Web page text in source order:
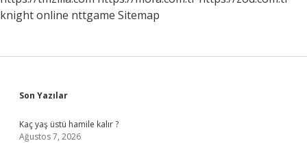
knight online nttgame Sitemap
Sidebar
Son Yazılar
Kaç yaş üstü hamile kalır ?
Ağustos 7, 2026